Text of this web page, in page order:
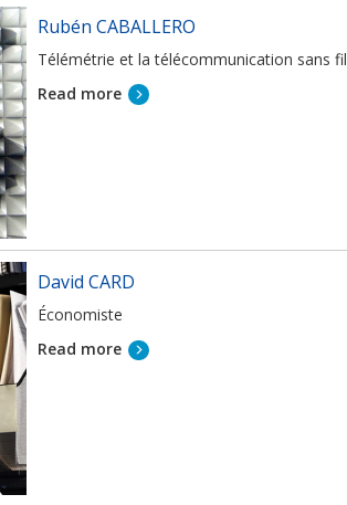
Rubén CABALLERO
Télémétrie et la télécommunication sans fil
Read more
David CARD
Économiste
Read more